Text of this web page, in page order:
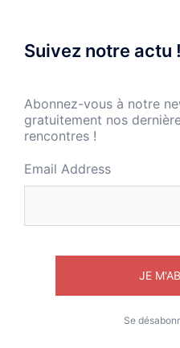
Suivez notre actu !
Abonnez-vous à notre
gratuitement nos
rencontres !
Email Address
Se